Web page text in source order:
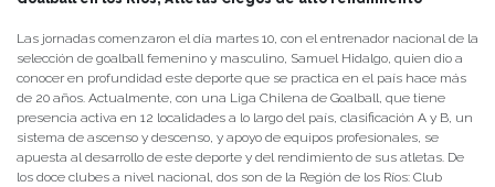
Las jornadas comenzaron el día martes 10, con el entrenador nacional de la
selección de goalball femenino y masculino, Samuel Hidalgo, quien dio a
conocer en profundidad este deporte que se practica en el país hace más
de 20 años. Actualmente, con una Liga Chilena de Goalball, que tiene
presencia activa en 12 localidades a lo largo del país, clasificación A y B, un
sistema de ascenso y descenso, y apoyo de equipos profesionales, se
apuesta al desarrollo de este deporte y del rendimiento de sus atletas. De
los doce clubes a nivel nacional, dos son de la Región de los Ríos: Club